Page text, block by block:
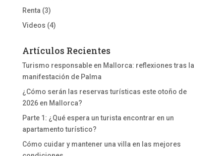
Renta (3)
Videos (4)
Artículos Recientes
Turismo responsable en Mallorca: reflexiones tras la
manifestación de Palma
¿Cómo serán las reservas turísticas este otoño de
2026 en Mallorca?
Parte 1: ¿Qué espera un turista encontrar en un
apartamento turístico?
Cómo cuidar y mantener una villa en las mejores